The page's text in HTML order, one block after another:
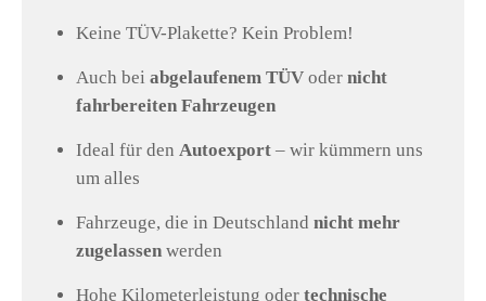
Keine TÜV-Plakette? Kein Problem!
Auch bei abgelaufenem TÜV oder nicht
fahrbereiten Fahrzeugen
Ideal für den Autoexport – wir kümmern uns
um alles
Fahrzeuge, die in Deutschland nicht mehr
zugelassen werden
Hohe Kilometerleistung oder technische